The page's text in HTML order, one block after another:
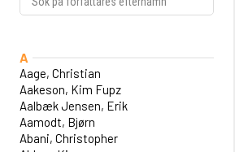
A
Aage, Christian
Aakeson, Kim Fupz
Aalbæk Jensen, Erik
Aamodt, Bjørn
Abani, Christopher